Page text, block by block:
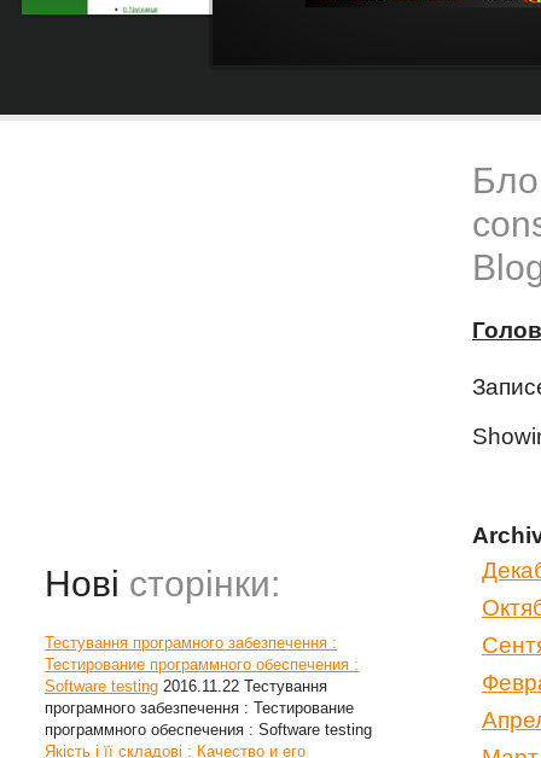
Нові сторінки:
Тестування програмного забезпечення :
Тестирование программного обеспечения :
Software testing 2016.11.22 Тестування
програмного забезпечення : Тестирование
программного обеспечения : Software testing
Якість і її складові : Качество и его